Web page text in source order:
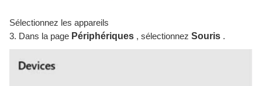
Sélectionnez les appareils
3. Dans la page Périphériques , sélectionnez Souris .